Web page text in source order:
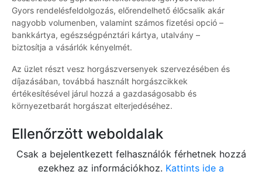
Gyors rendelésfeldolgozás, előrendelhető élőcsalik akár
nagyobb volumenben, valamint számos fizetési opció –
bankkártya, egészségpénztári kártya, utalvány –
biztosítja a vásárlók kényelmét.
Az üzlet részt vesz horgászversenyek szervezésében és
díjazásában, továbbá használt horgászcikkek
értékesítésével járul hozzá a gazdaságosabb és
környezetbarát horgászat elterjedéséhez.
Ellenőrzött weboldalak
Csak a bejelentkezett felhasználók férhetnek hozzá
ezekhez az információkhoz. Kattints ide a